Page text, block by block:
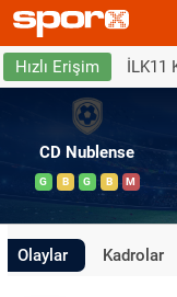
Hızlı Erişim İLK11
CD Nublense
G B G B M
Olaylar Kadrolar